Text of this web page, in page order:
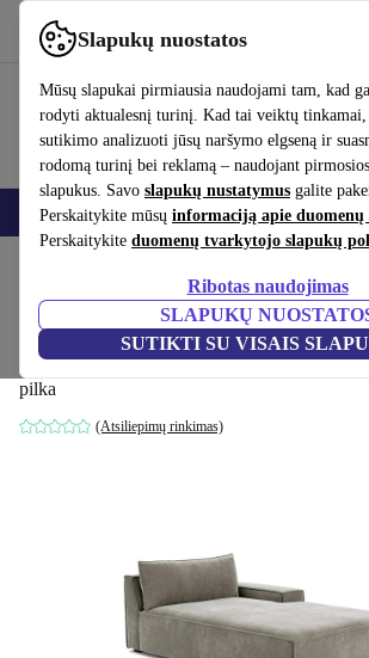
Slapukų nuostatos
Mūsų slapukai pirmiausia naudojami tam, kad
rodyti aktualesnį turinį. Kad tai veiktų tinkamai,
sutikimo analizuoti jūsų naršymo elgseną ir
rodomą turinį bei reklamą – naudojant
slapukus. Savo slapukų nustatymus galite
Perskaitykite mūsų informaciją apie duomenų
Perskaitykite duomenų tvarkytojo slapukų
Ribotas naudojimas
SLAPUKŲ
SUTIKTI SU VISAIS
Naudok refurbed greitai ir paprastai
Išmanieji telefonai Nešiojamieji kompiuteriai
Daphne vienvietis dešinė
Grey Green
pilka
(Atsiliepimų rinkimas)